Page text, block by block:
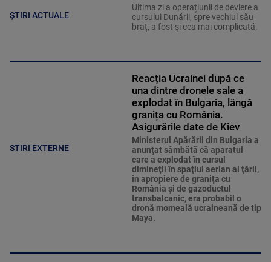
ȘTIRI ACTUALE
Ultima zi a operațiunii de deviere a
cursului Dunării, spre vechiul său
braț, a fost și cea mai complicată.
STIRI EXTERNE
Reacția Ucrainei după ce
una dintre dronele sale a
explodat în Bulgaria, lângă
granița cu România.
Asigurările date de Kiev
Ministerul Apărării din Bulgaria a
anunţat sâmbătă că aparatul
care a explodat în cursul
dimineţii în spaţiul aerian al ţării,
în apropiere de graniţa cu
România şi de gazoductul
transbalcanic, era probabil o
dronă momeală ucraineană de tip
Maya.